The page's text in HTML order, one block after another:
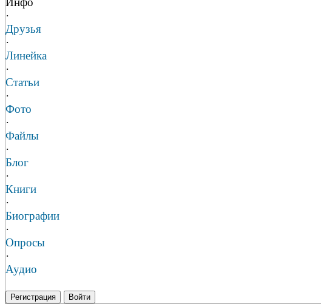
·
Друзья
·
Линейка
·
Статьи
·
Фото
·
Файлы
·
Блог
·
Книги
·
Биографии
·
Опросы
·
Аудио
Регистрация Войти